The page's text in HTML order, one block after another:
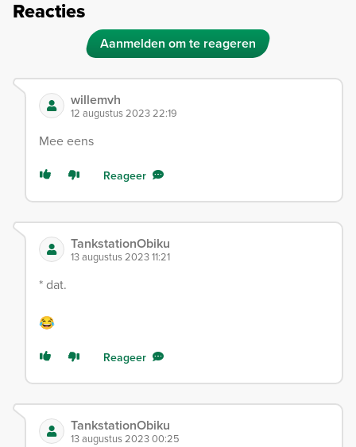
Reacties
Aanmelden om te reageren
willemvh
12 augustus 2023 22:19
Mee eens
Reageer
TankstationObiku
13 augustus 2023 11:21
* dat.
😂
Reageer
TankstationObiku
13 augustus 2023 00:25